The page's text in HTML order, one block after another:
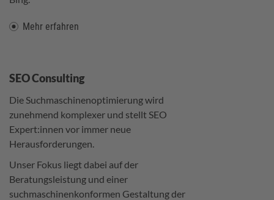
Mehr erfahren
SEO Consulting
Die Suchmaschinenoptimierung wird
zunehmend komplexer und stellt SEO
Expert:innen vor immer neue
Herausforderungen.
Unser Fokus liegt dabei auf der
Beratungsleistung und einer
suchmaschinenkonformen Gestaltung der